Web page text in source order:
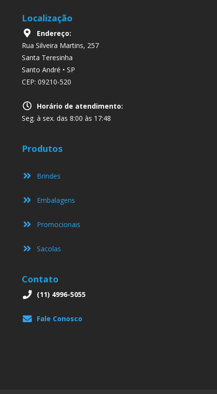
Localização
Endereço:
Rua Silveira Martins, 257
Santa Teresinha
Santo André • SP
CEP: 09210-520
Horário de atendimento:
Seg. à sex. das 8:00 às 17:48
Produtos
Brindes
Embalagens
Promocionais
Sacolas
Contato
(11) 4996-5055
Fale Conosco